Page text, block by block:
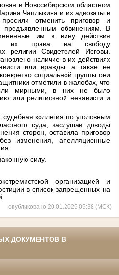
в Новосибирском областном
Чаплыкина и их адвокаты в
отменить приговор и
предъявленным обвинениям. В
им в вину действия
их права на свободу
религии Свидетелей Иеговы.
наличие в их действиях
или вражды, а также не
социальной группы они
отметили в жалобах, что
мирными, в них не было
или религиозной ненависти и
судебная коллегия по уголовным
суда, заслушав доводы
сторон, оставила приговор
изменения, апелляционные
силу.
организацией и
в список запрещенных на
опубликовано 20.01.2025 05:38 (МСК)
ДОКУМЕНТОВ В